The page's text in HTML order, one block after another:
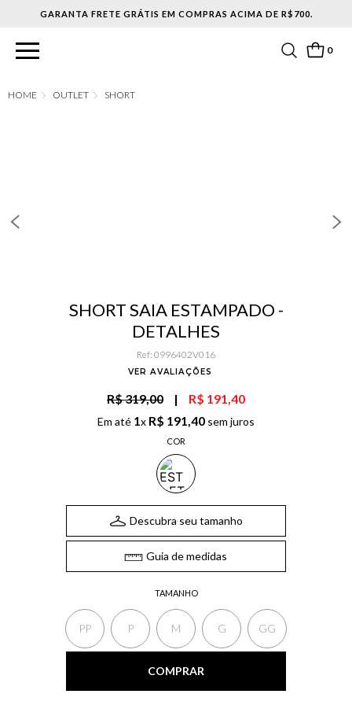
0
OUTLET SHORT
SHORT SAIA ESTAMPADO -
DETALHES
Ref: 0996402V016
VER AVALIAÇÕES
R$ 319,00 | R$ 191,40
Em até 1x R$ 191,40 sem juros
COR
TAMANHO
PP P M G GG
Descubra seu tamanho
Guia de medidas
COMPRAR